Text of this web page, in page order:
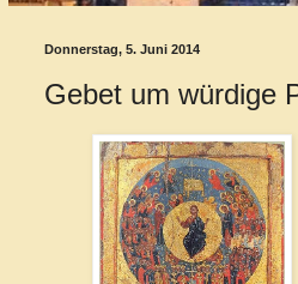
Donnerstag, 5. Juni 2014
Gebet um würdige